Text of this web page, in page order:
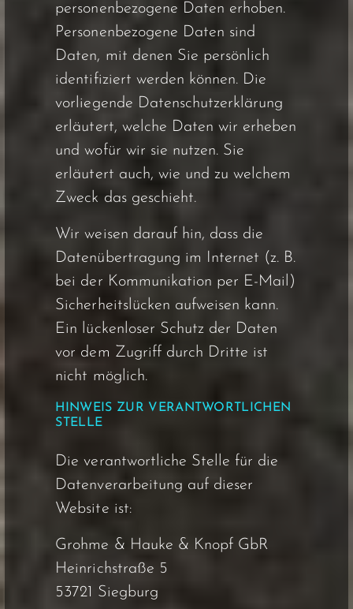
personenbezogene Daten erhoben.
Personenbezogene Daten sind
Daten, mit denen Sie persönlich
identifiziert werden können. Die
vorliegende Datenschutzerklärung
erläutert, welche Daten wir erheben
und wofür wir sie nutzen. Sie
erläutert auch, wie und zu welchem
Zweck das geschieht.
Wir weisen darauf hin, dass die
Datenübertragung im Internet (z. B.
bei der Kommunikation per E-Mail)
Sicherheitslücken aufweisen kann.
Ein lückenloser Schutz der Daten
vor dem Zugriff durch Dritte ist
nicht möglich.
HINWEIS ZUR VERANTWORTLICHEN
STELLE
Die verantwortliche Stelle für die
Datenverarbeitung auf dieser
Website ist:
Grohme & Hauke & Knopf GbR
Heinrichstraße 5
53721 Siegburg